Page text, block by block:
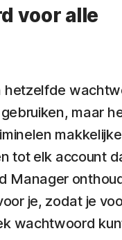
voor alle
hetzelfde
maar
tot elk account
Manager
je, zodat je
wachtwoord